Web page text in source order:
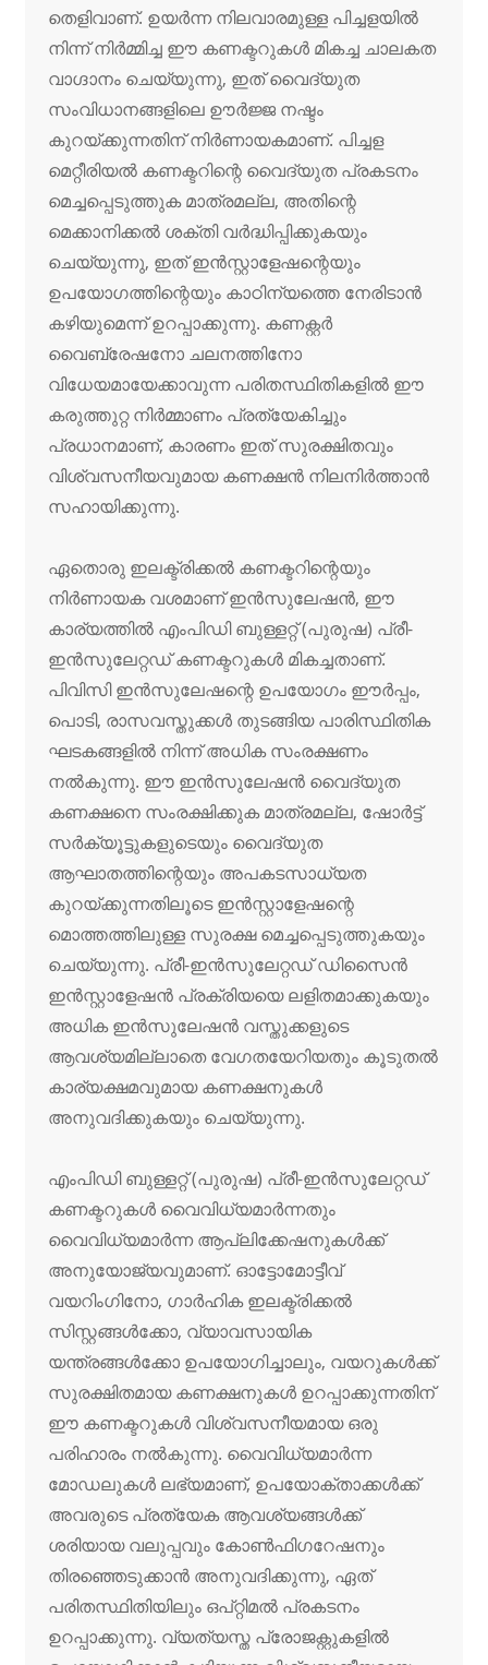
തെളിവാണ്. ഉയർന്ന നിലവാരമുള്ള പിച്ചളയിൽ
നിന്ന് നിർമ്മിച്ച ഈ കണക്ടറുകൾ മികച്ച ചാലകത
വാഗ്ദാനം ചെയ്യുന്നു, ഇത് വൈദ്യുത
സംവിധാനങ്ങളിലെ ഊർജ്ജ നഷ്ടം
കുറയ്ക്കുന്നതിന് നിർണായകമാണ്. പിച്ചള
മെറ്റീരിയൽ കണക്ടറിന്റെ വൈദ്യുത പ്രകടനം
മെച്ചപ്പെടുത്തുക മാത്രമല്ല, അതിന്റെ
മെക്കാനിക്കൽ ശക്തി വർദ്ധിപ്പിക്കുകയും
ചെയ്യുന്നു, ഇത് ഇൻസ്റ്റാളേഷന്റെയും
ഉപയോഗത്തിന്റെയും കാഠിന്യത്തെ നേരിടാൻ
കഴിയുമെന്ന് ഉറപ്പാക്കുന്നു. കണക്റ്റർ
വൈബ്രേഷനോ ചലനത്തിനോ
വിധേയമായേക്കാവുന്ന പരിതസ്ഥിതികളിൽ ഈ
കരുത്തുറ്റ നിർമ്മാണം പ്രത്യേകിച്ചും
പ്രധാനമാണ്, കാരണം ഇത് സുരക്ഷിതവും
വിശ്വസനീയവുമായ കണക്ഷൻ നിലനിർത്താൻ
സഹായിക്കുന്നു.
ഏതൊരു ഇലക്ട്രിക്കൽ കണക്ടറിന്റെയും
നിർണായക വശമാണ് ഇൻസുലേഷൻ, ഈ
കാര്യത്തിൽ എംപിഡി ബുള്ളറ്റ് (പുരുഷ) പ്രീ-
ഇൻസുലേറ്റഡ് കണക്ടറുകൾ മികച്ചതാണ്.
പിവിസി ഇൻസുലേഷന്റെ ഉപയോഗം ഈർപ്പം,
പൊടി, രാസവസ്തുക്കൾ തുടങ്ങിയ പാരിസ്ഥിതിക
ഘടകങ്ങളിൽ നിന്ന് അധിക സംരക്ഷണം
നൽകുന്നു. ഈ ഇൻസുലേഷൻ വൈദ്യുത
കണക്ഷനെ സംരക്ഷിക്കുക മാത്രമല്ല, ഷോർട്ട്
സർക്യൂട്ടുകളുടെയും വൈദ്യുത
ആഘാതത്തിന്റെയും അപകടസാധ്യത
കുറയ്ക്കുന്നതിലൂടെ ഇൻസ്റ്റാളേഷന്റെ
മൊത്തത്തിലുള്ള സുരക്ഷ മെച്ചപ്പെടുത്തുകയും
ചെയ്യുന്നു. പ്രീ-ഇൻസുലേറ്റഡ് ഡിസൈൻ
ഇൻസ്റ്റാളേഷൻ പ്രക്രിയയെ ലളിതമാക്കുകയും
അധിക ഇൻസുലേഷൻ വസ്തുക്കളുടെ
ആവശ്യമില്ലാതെ വേഗതയേറിയതും കൂടുതൽ
കാര്യക്ഷമവുമായ കണക്ഷനുകൾ
അനുവദിക്കുകയും ചെയ്യുന്നു.
എംപിഡി ബുള്ളറ്റ് (പുരുഷ) പ്രീ-ഇൻസുലേറ്റഡ്
കണക്ടറുകൾ വൈവിധ്യമാർന്നതും
വൈവിധ്യമാർന്ന ആപ്ലിക്കേഷനുകൾക്ക്
അനുയോജ്യവുമാണ്. ഓട്ടോമോട്ടീവ്
വയറിംഗിനോ, ഗാർഹിക ഇലക്ട്രിക്കൽ
സിസ്റ്റങ്ങൾക്കോ, വ്യാവസായിക
യന്ത്രങ്ങൾക്കോ ​​ഉപയോഗിച്ചാലും, വയറുകൾക്ക്
സുരക്ഷിതമായ കണക്ഷനുകൾ ഉറപ്പാക്കുന്നതിന്
ഈ കണക്ടറുകൾ വിശ്വസനീയമായ ഒരു
പരിഹാരം നൽകുന്നു. വൈവിധ്യമാർന്ന
മോഡലുകൾ ലഭ്യമാണ്, ഉപയോക്താക്കൾക്ക്
അവരുടെ പ്രത്യേക ആവശ്യങ്ങൾക്ക്
ശരിയായ വലുപ്പവും കോൺഫിഗറേഷനും
തിരഞ്ഞെടുക്കാൻ അനുവദിക്കുന്നു, ഏത്
പരിതസ്ഥിതിയിലും ഒപ്റ്റിമൽ പ്രകടനം
ഉറപ്പാക്കുന്നു. വ്യത്യസ്ത പ്രോജക്റ്റുകളിൽ